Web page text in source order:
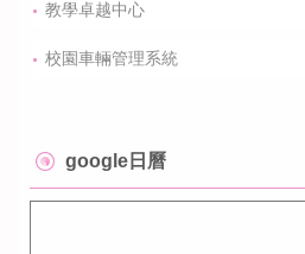
教學卓越中心
校園車輛管理系統
google日曆